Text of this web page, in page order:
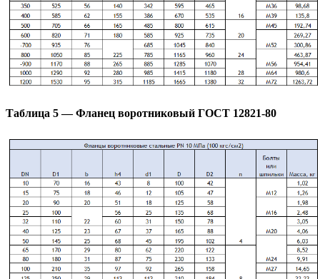
Таблица 5 — Фланец воротниковый ГОСТ 12821-80